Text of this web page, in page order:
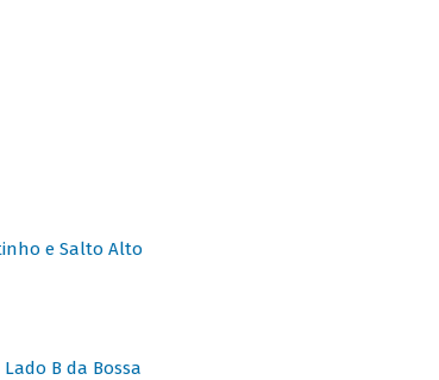
e Salto Alto
Lado B da Bossa